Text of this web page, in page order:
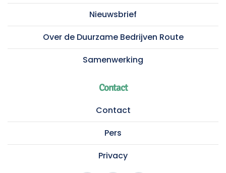
Nieuwsbrief
Over de Duurzame Bedrijven Route
Samenwerking
Contact
Contact
Pers
Privacy